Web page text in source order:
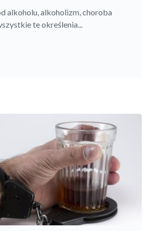
alkoholu, alkoholizm, choroba
te określenia...